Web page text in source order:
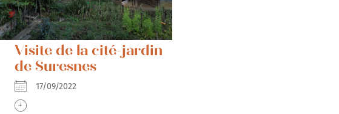
Visite de la cité-jardin
de Suresnes
17/09/2022